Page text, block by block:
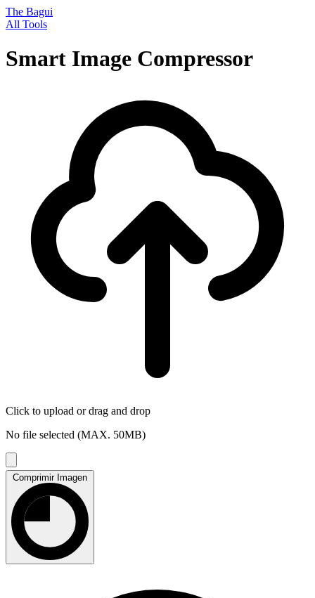
The Bagui
All Tools
Smart Image Compressor
Click to upload or drag and drop
No file selected (MAX. 50MB)
Comprimir Imagen